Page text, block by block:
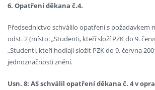
6. Opatření děkana č.4.
Předsednictvo schválilo opatření s požadavkem
odst. 2 (místo: „Studenti, kteří složí PZK do 9.
„Studenti, kteří hodlají složit PZK do 9. června
jednoznačnosti znění.
Usn. 8: AS schválil opatření děkana č. 4 v